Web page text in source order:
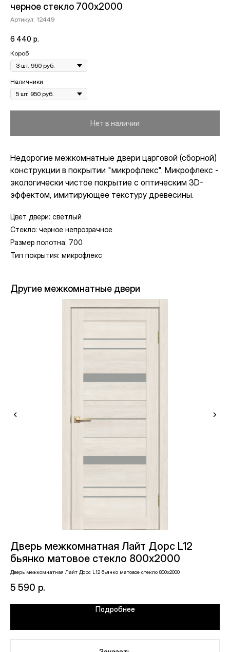
черное стекло 700х2000
Артикул: 12449
6 440 р.
Короб
Наличники
Нет в наличии
Недорогие межкомнатные двери царговой (сборной)
конструкции в покрытии "микрофлекс". Микрофлекс -
экологически чистое покрытие с оптическим 3D-
эффектом, имитирующее текстуру древесины.
Цвет двери: светлый
Стекло: черное непрозрачное
Размер полотна: 700
Тип покрытия: микрофлекс
Другие межкомнатные двери
Дверь межкомнатная Лайт Дорс L12
бьянко матовое стекло 800х2000
Дверь межкомнатная Лайт Дорс L12 бьянко матовое стекло 800х2000
5 590 р.
Подробнее